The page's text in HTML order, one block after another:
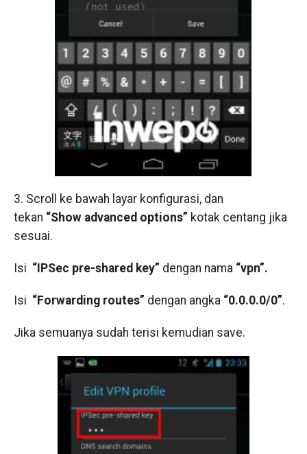
3. Scroll ke bawah layar konfigurasi, dan
tekan “Show advanced options” kotak centang jika
sesuai.
Isi “IPSec pre-shared key” dengan nama “vpn”.
Isi “Forwarding routes” dengan angka “0.0.0.0/0”.
Jika semuanya sudah terisi kemudian save.